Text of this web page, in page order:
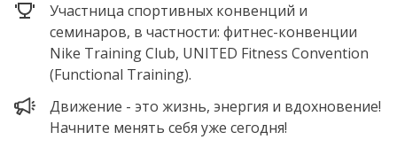
Участница спортивных конвенций и
семинаров, в частности: фитнес-конвенции
Nike Training Club, UNITED Fitness Convention
(Functional Training).
Движение - это жизнь, энергия и вдохновение!
Начните менять себя уже сегодня!